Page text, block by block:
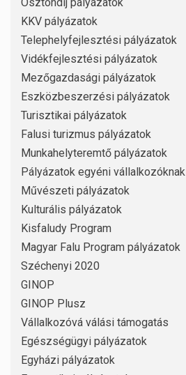
KKV pályázatok
Telephelyfejlesztési pályázatok
Vidékfejlesztési pályázatok
Mezőgazdasági pályázatok
Eszközbeszerzési pályázatok
Turisztikai pályázatok
Falusi turizmus pályázatok
Munkahelyteremtő pályázatok
Pályázatok egyéni vállalkozóknak
Művészeti pályázatok
Kulturális pályázatok
Kisfaludy Program
Magyar Falu Program pályázatok
Széchenyi 2020
GINOP
GINOP Plusz
Vállalkozóvá válási támogatás
Egészségügyi pályázatok
Egyházi pályázatok